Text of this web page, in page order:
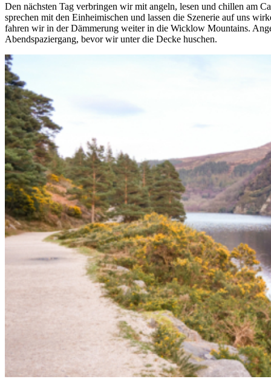
Den nächsten Tag verbringen wir mit angeln, lesen und chillen am
sprechen mit den Einheimischen und lassen die Szenerie auf uns
fahren wir in der Dämmerung weiter in die Wicklow Mountains.
Abendspaziergang, bevor wir unter die Decke huschen.